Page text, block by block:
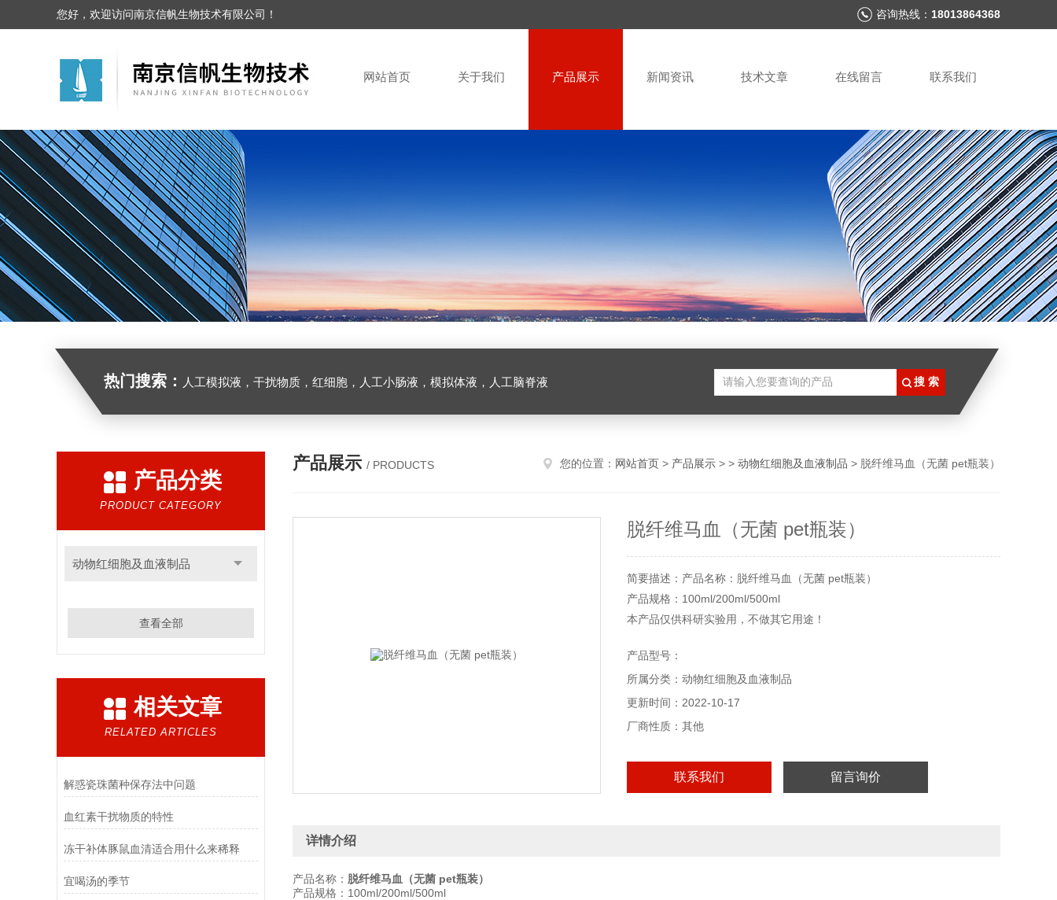
您好，欢迎访问南京信帆生物技术有限公司！ 咨询热线： 18013864368
网站首页 关于我们 产品展示 新闻资讯 技术文章 在线留言 联系我们
热门搜索： 人工模拟液，干扰物质，红细胞，人工小肠液，模拟体液，人工脑脊液
产品分类
PRODUCT CATEGORY
动物红细胞及血液制品
查看全部
相关文章
RELATED ARTICLES
解惑瓷珠菌种保存法中问题
血红素干扰物质的特性
冻干补体豚鼠血清适合用什么来稀释
宜喝汤的季节
产品展示 / PRODUCTS 您的位置： 网站首页 > 产品展示 > > 动物红细胞及血液制品 > 脱纤维马血（无菌 pet瓶装）
脱纤维马血（无菌 pet瓶装）
简要描述：产品名称：脱纤维马血（无菌 pet瓶装）
产品规格：100ml/200ml/500ml
本产品仅供科研实验用，不做其它用途！
产品型号：
所属分类：动物红细胞及血液制品
更新时间：2022-10-17
厂商性质：其他
联系我们 留言询价
详情介绍
产品名称： 脱纤维马血（无菌 pet瓶装）
产品规格：100ml/200ml/500ml